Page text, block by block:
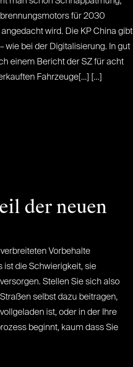
für 2030
wird. Die KP China gibt
wie bei der Digitalisierung. In gut
einem Bericht der SZ für acht
Fahrzeuge[...] [...]
der neuen
Vorbehalte
ist die Schwierigkeit, sie
Stellen Sie sich also
selbst dazu beitragen,
ist, oder in der Ihre
beginnt, kaum dass Sie